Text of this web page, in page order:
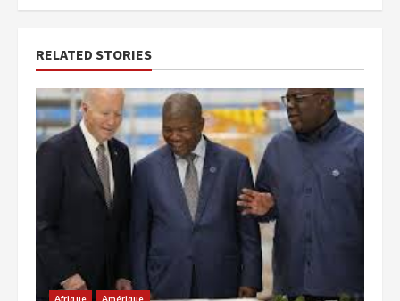
RELATED STORIES
Afrique Amérique